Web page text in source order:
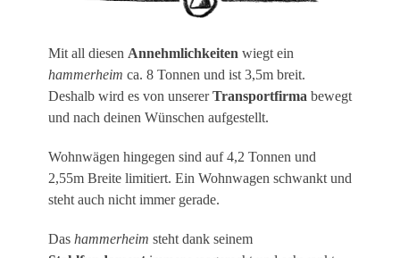
Mit all diesen Annehmlichkeiten wiegt ein
hammerheim ca. 8 Tonnen und ist 3,5m breit.
Deshalb wird es von unsererTransportfirma bewegt
und nach deinen Wünschen aufgestellt.
Wohnwägen hingegen sind auf 4,2 Tonnen und
2,55m Breite limitiert. Ein Wohnwagen schwankt und
steht auch nicht immer gerade.
Das hammerheim steht dank seinem